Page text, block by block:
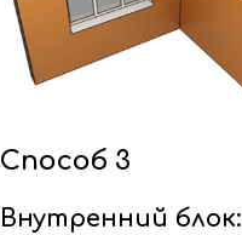
Способ 3
Внутренний блок: